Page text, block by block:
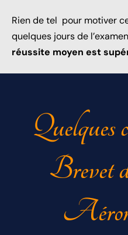
Rien de tel pour motiver
quelques jours de
réussite moyen est
Quelques
Brevet